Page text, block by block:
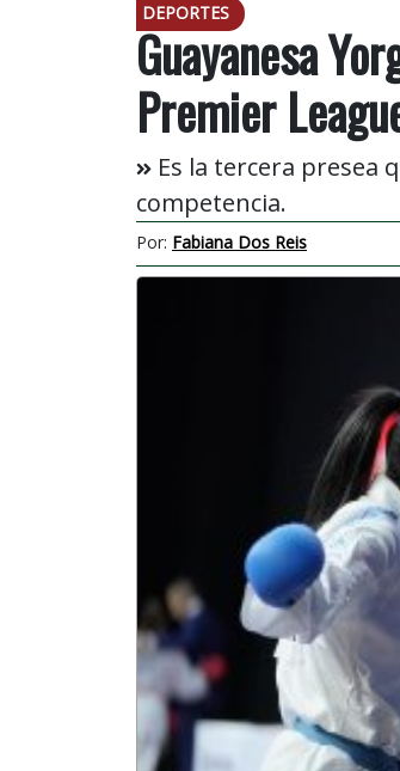
DEPORTES
Guayanesa
Premier
Es la tercera presea
competencia.
Por: Fabiana Dos Reis